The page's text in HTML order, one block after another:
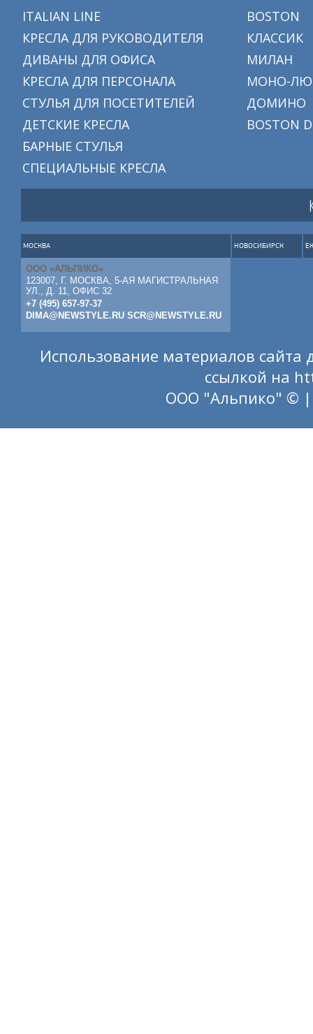
ITALIAN LINE
КРЕСЛА ДЛЯ РУКОВОДИТЕЛЯ
ДИВАНЫ ДЛЯ ОФИСА
КРЕСЛА ДЛЯ ПЕРСОНАЛА
СТУЛЬЯ ДЛЯ ПОСЕТИТЕЛЕЙ
ДЕТСКИЕ КРЕСЛА
БАРНЫЕ СТУЛЬЯ
СПЕЦИАЛЬНЫЕ КРЕСЛА
BOSTON
КЛАССИК
МИЛАН
МОНО-
ДОМИНО
BOSTON
МОСКВА
ООО «АЛЬПИКО»
123007, Г. МОСКВА, 5-АЯ МАГИСТРАЛЬНАЯ
УЛ., Д. 11, ОФИС 32
+7 (495) 657-97-37
DIMA@NEWSTYLE.RU SCR@NEWSTYLE.RU
НОВОСИБИРСК
Использование материалов сайта
ссылкой на
ООО "Альпико" © |